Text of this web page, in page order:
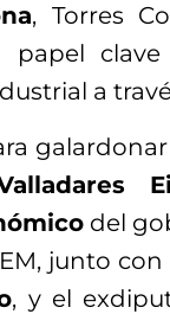
, Torres
papel
a
del
junto
, y el